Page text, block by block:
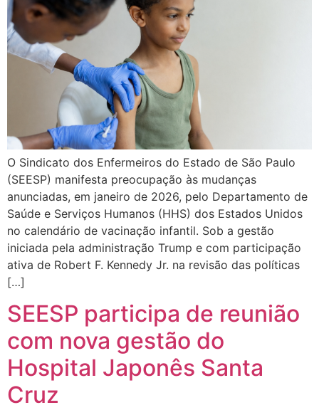
O Sindicato dos Enfermeiros do Estado de São Paulo
(SEESP) manifesta preocupação às mudanças
anunciadas, em janeiro de 2026, pelo Departamento de
Saúde e Serviços Humanos (HHS) dos Estados Unidos
no calendário de vacinação infantil. Sob a gestão
iniciada pela administração Trump e com participação
ativa de Robert F. Kennedy Jr. na revisão das políticas
[…]
SEESP participa de reunião
com nova gestão do
Hospital Japonês Santa
Cruz